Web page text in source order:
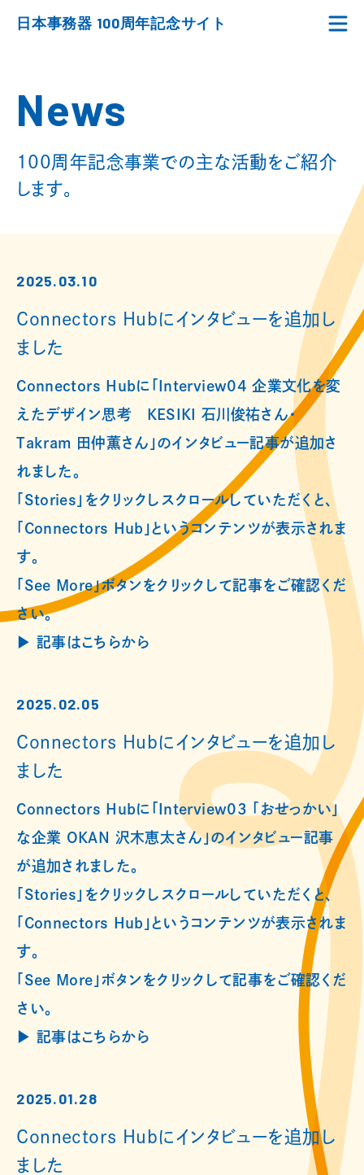
日本事務器 100周年記念サイト
News
100周年記念事業での主な活動をご紹介
します。
2025.03.10
Connectors Hubにインタビューを追加し
ました
Connectors Hubに「Interview04 企業文化を変
えたデザイン思考 KESIKI 石川俊祐さん・
Takram 田仲薫さん」のインタビュー記事が追加さ
れました。
「Stories」をクリックしスクロールしていただくと、
「Connectors Hub」というコンテンツが表示されま
す。
「See More」ボタンをクリックして記事をご確認くだ
さい。
▶︎ 記事はこちらから
2025.02.05
Connectors Hubにインタビューを追加し
ました
Connectors Hubに「Interview03 「おせっかい」
な企業 OKAN 沢木恵太さん」のインタビュー記事
が追加されました。
「Stories」をクリックしスクロールしていただくと、
「Connectors Hub」というコンテンツが表示されま
す。
「See More」ボタンをクリックして記事をご確認くだ
さい。
▶︎ 記事はこちらから
2025.01.28
Connectors Hubにインタビューを追加し
ました